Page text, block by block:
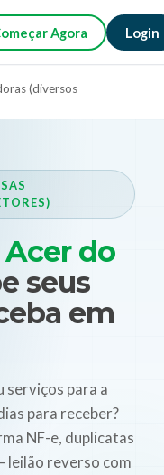
Agora Login
(diversos
Acer do
seus
em
serviços para a
para receber?
NF-e, duplicatas
leilão reverso com